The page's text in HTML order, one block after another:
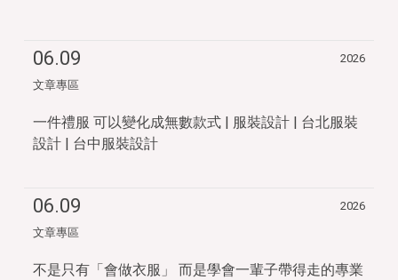
06.09
2026
文章專區
一件禮服 可以變化成無數款式 | 服裝設計 | 台北服裝
設計 | 台中服裝設計
06.09
2026
文章專區
不是只有「會做衣服」 而是學會一輩子帶得走的專業